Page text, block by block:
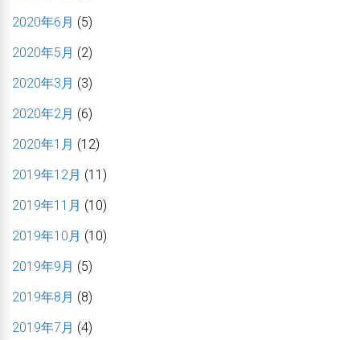
2020年6月 (5)
2020年5月 (2)
2020年3月 (3)
2020年2月 (6)
2020年1月 (12)
2019年12月 (11)
2019年11月 (10)
2019年10月 (10)
2019年9月 (5)
2019年8月 (8)
2019年7月 (4)